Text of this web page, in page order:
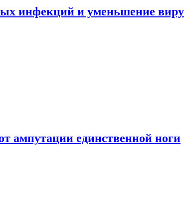
инфекций и уменьшение
ампутации единственной ноги